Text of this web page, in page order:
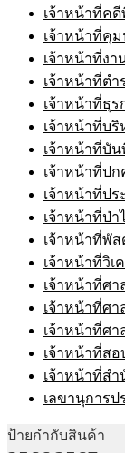
เจ้าหน้าที่คดี
เจ้าหน้าที่คุ
เจ้าหน้าที่งา
เจ้าหน้าที่ตำ
เจ้าหน้าที่ธุร
เจ้าหน้าที่บริ
เจ้าหน้าที่บั
เจ้าหน้าที่ปก
เจ้าหน้าที่ปร
เจ้าหน้าที่ป่า
เจ้าหน้าที่พัส
เจ้าหน้าที่วิเ
เจ้าหน้าที่ศา
เจ้าหน้าที่ศา
เจ้าหน้าที่ศ
เจ้าหน้าที่ส
เจ้าหน้าที่สำ
เลขานุการ
ป้ายกำกับสินค้า